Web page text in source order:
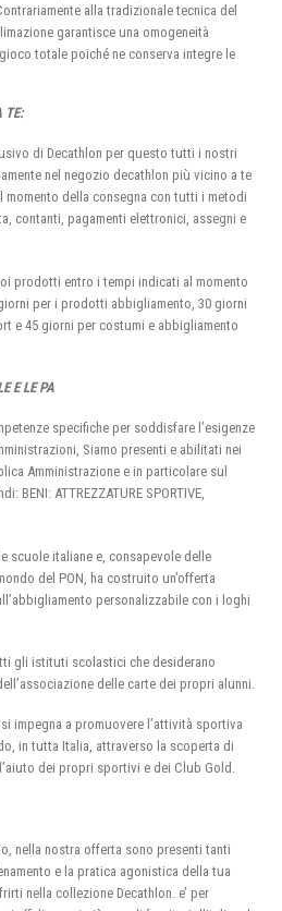
alla tradizionale tecnica del
garantisce una omogeneità
totale poiché ne conserva integre le
TE:
di Decathlon per questo tutti i nostri
nel negozio decathlon più vicino a te
momento della consegna con tutti i metodi
contanti, pagamenti elettronici, assegni e
prodotti entro i tempi indicati al momento
per i prodotti abbigliamento, 30 giorni
e 45 giorni per costumi e abbigliamento
E LE PA
specifiche per soddisfare l’esigenze
Siamo presenti e abilitati nei
Amministrazione e in particolare sul
BENI: ATTREZZATURE SPORTIVE,
scuole italiane e, consapevole delle
del PON, ha costruito un’offerta
personalizzabile con i loghi
gli istituti scolastici che desiderano
delle carte dei propri alunni.
impegna a promuovere l’attività sportiva
in tutta Italia, attraverso la scoperta di
dei propri sportivi e dei Club Gold.
nella nostra offerta sono presenti tanti
e la pratica agonistica della tua
nella collezione Decathlon. e’ per